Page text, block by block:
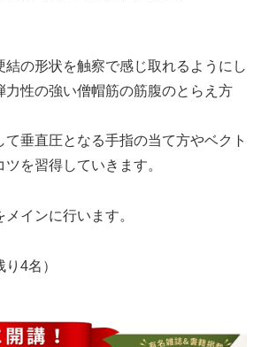
結の形状を触察で感じ取れるようにし
力性の強い僧帽筋の筋腹のとらえ方
て垂直圧となる手指の当て方やベクト
を習得していきます。
インに行います。
り4名）